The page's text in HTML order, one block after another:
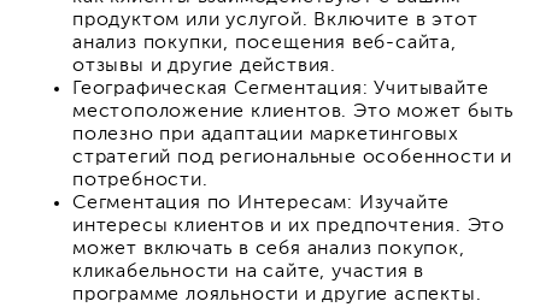
продуктом или услугой. Включите в этот
анализ покупки, посещения веб-сайта,
отзывы и другие действия.
Географическая Сегментация: Учитывайте
местоположение клиентов. Это может быть
полезно при адаптации маркетинговых
стратегий под региональные особенности и
потребности.
Сегментация по Интересам: Изучайте
интересы клиентов и их предпочтения. Это
может включать в себя анализ покупок,
кликабельности на сайте, участия в
программе лояльности и другие аспекты.